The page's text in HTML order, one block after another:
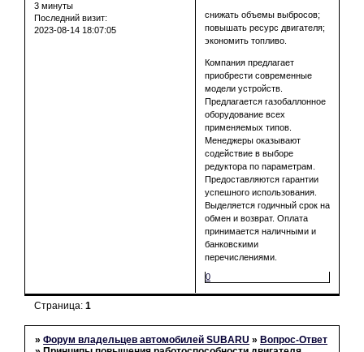
3 минуты
Последний визит:
2023-08-14 18:07:05
снижать объемы выбросов;
повышать ресурс двигателя;
экономить топливо.
Компания предлагает
приобрести современные
модели устройств.
Предлагается газобаллонное
оборудование всех
применяемых типов.
Менеджеры оказывают
содействие в выборе
редуктора по параметрам.
Предоставляются гарантии
успешного использования.
Выделяется годичный срок на
обмен и возврат. Оплата
принимается наличными и
банковскими
перечислениями.
0
Страница:1
»Форум владельцев автомобилей SUBARU »Вопрос-Ответ